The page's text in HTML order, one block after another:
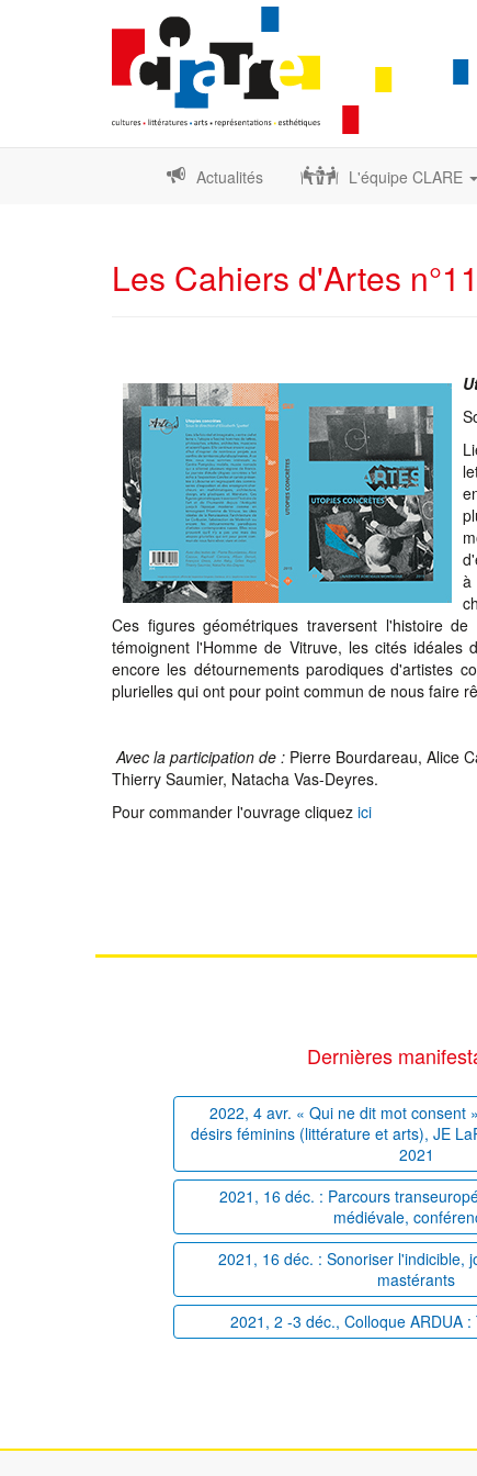
Actualités L'équipe CLARE
Les Cahiers d'Artes
à
Ces figures géométriques traversent l'histoire
témoignent l'Homme de Vitruve, les cités idéales
encore les détournements parodiques d'artistes
plurielles qui ont pour point commun de nous faire
Avec la participation de : Pierre Bourdareau, Alice
Thierry Saumier, Natacha Vas-Deyres.
Pour commander l'ouvrage cliquez ici
Dernières
2022, 4 avr. « Qui ne dit mot consent
désirs féminins (littérature et arts), JE
2021
2021, 16 déc. : Parcours
médiévale,
2021, 16 déc. : Sonoriser l'indicible,
mastérants
2021, 2 -3 déc., Colloque ARDUA